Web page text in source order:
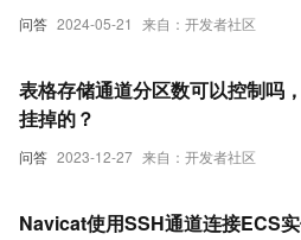
问答 2024-05-21 来自：开发者社区
问答 2023-12-27 来自：开发者社区
表格存储通道分区数可以控制吗
挂掉的？
Navicat使用SSH通道连接ECS